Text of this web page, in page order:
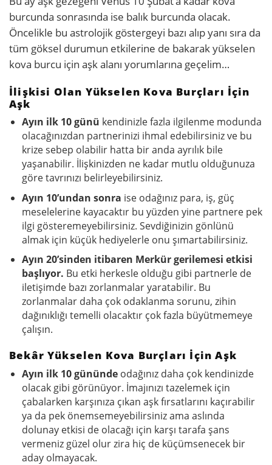
burcunda sonrasında ise balık burcunda olacak.
Öncelikle bu astrolojik göstergeyi bazı alıp yanı sıra da
tüm göksel durumun etkilerine de bakarak yükselen
kova burcu için aşk alanı yorumlarına geçelim…
İlişkisi Olan Yükselen Kova Burçları İçin
Aşk
Ayın ilk 10 günü kendinizle fazla ilgilenme modunda
olacağınızdan partnerinizi ihmal edebilirsiniz ve bu
krize sebep olabilir hatta bir anda ayrılık bile
yaşanabilir. İlişkinizden ne kadar mutlu olduğunuza
göre tavrınızı belirleyebilirsiniz.
Ayın 10’undan sonra ise odağınız para, iş, güç
meselelerine kayacaktır bu yüzden yine partnere pek
ilgi gösteremeyebilirsiniz. Sevdiğinizin gönlünü
almak için küçük hediyelerle onu şımartabilirsiniz.
Ayın 20’sinden itibaren Merkür gerilemesi etkisi
başlıyor. Bu etki herkesle olduğu gibi partnerle de
iletişimde bazı zorlanmalar yaratabilir. Bu
zorlanmalar daha çok odaklanma sorunu, zihin
dağınıklığı temelli olacaktır çok fazla büyütmemeye
çalışın.
Bekâr Yükselen Kova Burçları İçin Aşk
Ayın ilk 10 gününde odağınız daha çok kendinizde
olacak gibi görünüyor. İmajınızı tazelemek için
çabalarken karşınıza çıkan aşk fırsatlarını kaçırabilir
ya da pek önemsemeyebilirsiniz ama aslında
dolunay etkisi de olacağı için karşı tarafa şans
vermeniz güzel olur zira hiç de küçümsenecek bir
aday olmayacak.